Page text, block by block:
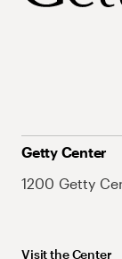
Getty Center
1200 Getty
Visit the Center